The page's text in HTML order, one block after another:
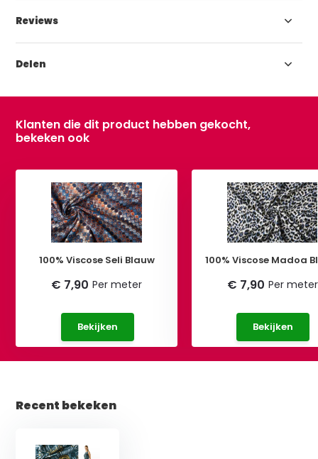
Reviews
Delen
Klanten die dit product hebben gekocht,
bekeken ook
100% Viscose Seli Blauw
€ 7,90 Per meter
Bekijken
100% Viscose Madoa
€ 7,90 Per meter
Bekijken
Recent bekeken